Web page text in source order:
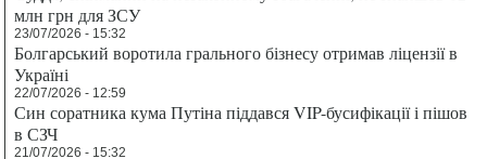
млн грн для ЗСУ
23/07/2026 - 15:32
Болгарський воротила грального бізнесу отримав ліцензії в
Україні
22/07/2026 - 12:59
Син соратника кума Путіна піддався VIP-бусифікації і пішов
в СЗЧ
21/07/2026 - 15:32